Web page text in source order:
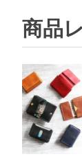
商品